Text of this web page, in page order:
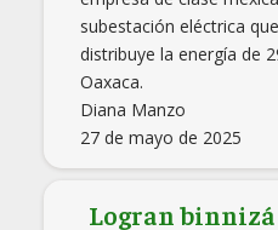
subestación eléctrica
distribuye la energía de
Oaxaca.
Diana Manzo
27 de mayo de 2025
Logran